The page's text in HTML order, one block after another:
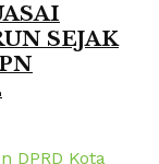
SEJAK